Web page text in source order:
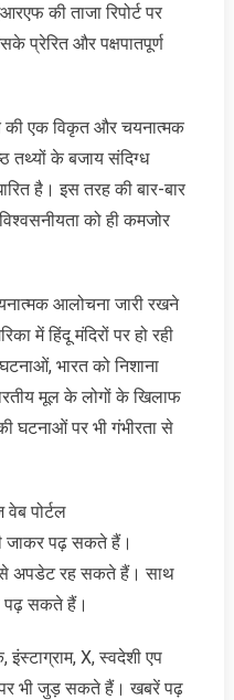
की ताजा रिपोर्ट पर
प्रेरित और पक्षपातपूर्ण
की एक विकृत और चयनात्मक
तथ्यों के बजाय संदिग्ध
है। इस तरह की बार-बार
को ही कमजोर
आलोचना जारी रखने
में हिंदू मंदिरों पर हो रही
भारत को निशाना
मूल के लोगों के खिलाफ
घटनाओं पर भी गंभीरता से
पोर्टल
जाकर पढ़ सकते हैं।
अपडेट रह सकते हैं। साथ
पढ़ सकते हैं।
X, स्‍वदेशी एप
पर भी जुड़ सकते हैं। खबरें पढ़